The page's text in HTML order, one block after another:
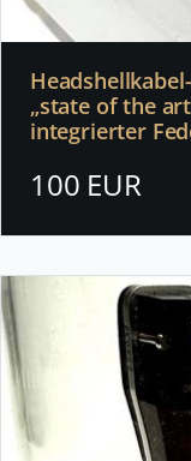
„state of the
integrierter
100 EUR